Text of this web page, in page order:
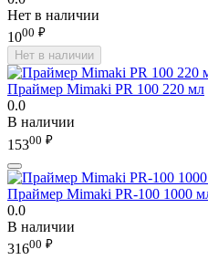
Нет в наличии
1000 ₽
Нет в наличии
Праймер Mimaki PR 100 220 мл
0.0
В наличии
15300 ₽
Праймер Mimaki PR-100 1000
0.0
В наличии
31600 ₽